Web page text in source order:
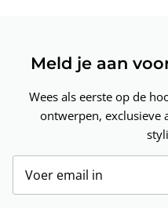
Meld je aan
Wees als eerste op de
ontwerpen, exclusieve